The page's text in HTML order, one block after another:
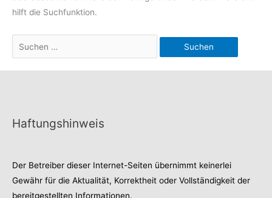
hilft die Suchfunktion.
Suchen
nach:
Haftungshinweis
Der Betreiber dieser Internet-Seiten übernimmt keinerlei
Gewähr für die Aktualität, Korrektheit oder Vollständigkeit der
bereitgestellten Informationen.